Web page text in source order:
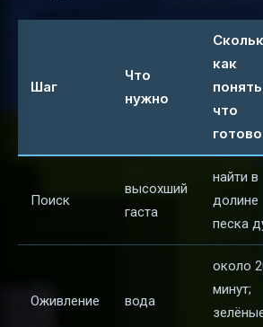
Шаг
Что
нужно
как
что
готово
Поиск
высохший
гаста
найти в
долине
песка
Оживление вода
около
минут;